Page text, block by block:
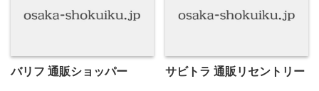
バリフ 通販ショッパー サビトラ 通販リセントリー